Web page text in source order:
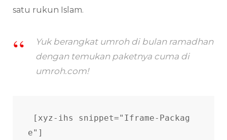
satu rukun Islam.
Yuk berangkat umroh di bulan ramadhan
dengan temukan paketnya cuma di
umroh.com!
[xyz-ihs snippet="Iframe-Packag
e"]